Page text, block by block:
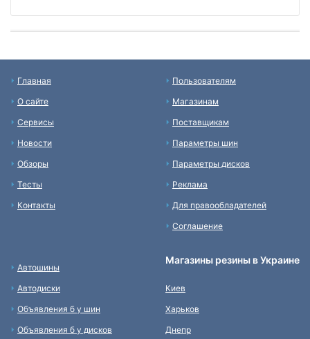
Главная
О сайте
Сервисы
Новости
Обзоры
Тесты
Контакты
Пользователям
Магазинам
Поставщикам
Параметры шин
Параметры дисков
Реклама
Для правообладателей
Соглашение
Автошины
Автодиски
Объявления б у шин
Объявления б у дисков
Магазины резины в Украине
Киев
Харьков
Днепр